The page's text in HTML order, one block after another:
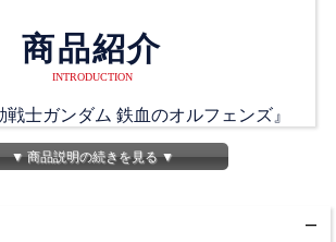
商品紹介
INTRODUCTION
士ガンダム 鉄血のオルフェンズ』
鉄華団放送局」のラジオCD Vol.7が発
ン役の寺崎裕香さんの2人でお届け
▼ 商品説明の続きを見る ▼